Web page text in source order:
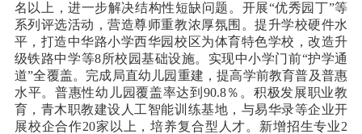
名以上，进一步解决结构性短缺问题。开展“优秀园丁”等
系列评选活动，营造尊师重教浓厚氛围。提升学校硬件水
平，打造中华路小学西华园校区为体育特色学校，改造升
级铁路中学等8所校园基础设施。实现中小学门前“护学通
道”全覆盖。完成局直幼儿园重建，提高学前教育普及普惠
水平。普惠性幼儿园覆盖率达到90.8％。积极发展职业教
育，青木职教建设人工智能训练基地，与易华录等企业开
展校企合作20家以上，培养复合型人才。新增招生专业2